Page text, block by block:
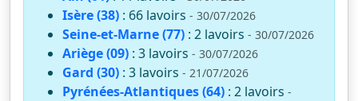
Isère (38) : 66 lavoirs - 30/07/2026
Seine-et-Marne (77) : 2 lavoirs - 30/07/2026
Ariège (09) : 3 lavoirs - 30/07/2026
Gard (30) : 3 lavoirs - 21/07/2026
Pyrénées-Atlantiques (64) : 2 lavoirs -